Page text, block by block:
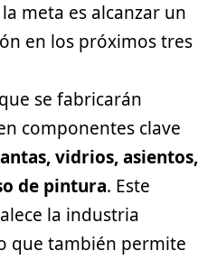
meta es alcanzar un
en los próximos tres
se fabricarán
componentes clave
vidrios, asientos,
de pintura. Este
la industria
que también permite